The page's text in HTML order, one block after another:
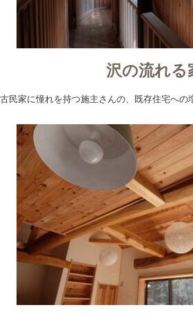
沢の流れる
古民家に憧れを持つ施主さんの、既存住宅への